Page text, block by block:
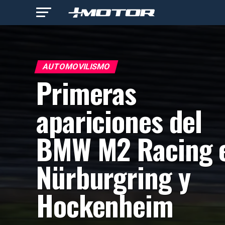
AUTOMOVILISMO
Primeras
apariciones del
BMW M2 Racing
Nürburgring y
Hockenheim